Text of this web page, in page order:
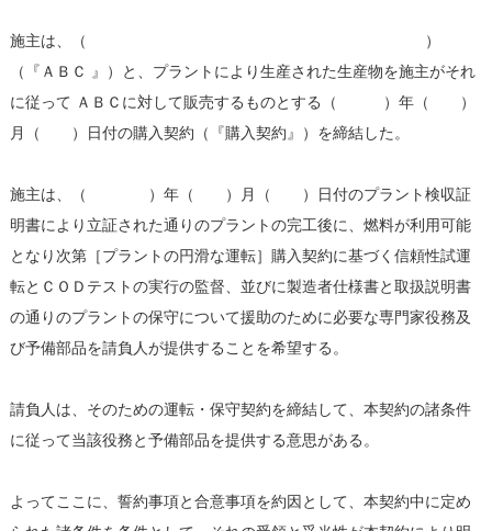
施主は、（ ）
（『ＡＢＣ 』）と、プラントにより生産された生産物を施主がそれ
に従って ＡＢＣに対して販売するものとする（ ）年（ ）
月（ ）日付の購入契約（『購入契約』）を締結した。
施主は、（ ）年（ ）月（ ）日付のプラント検収証
明書により立証された通りのプラントの完工後に、燃料が利用可能
となり次第［プラントの円滑な運転］購入契約に基づく信頼性試運
転とＣＯＤテストの実行の監督、並びに製造者仕様書と取扱説明書
の通りのプラントの保守について援助のために必要な専門家役務及
び予備部品を請負人が提供することを希望する。
請負人は、そのための運転・保守契約を締結して、本契約の諸条件
に従って当該役務と予備部品を提供する意思がある。
よってここに、誓約事項と合意事項を約因として、本契約中に定め